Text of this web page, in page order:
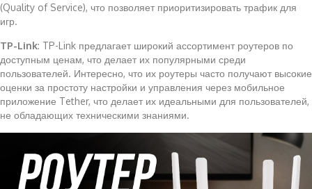
(Quality of Service), что позволяет приоритизировать трафик для
игр.
TP-Link: TP-Link предлагает широкий ассортимент роутеров по
доступным ценам, что делает их популярными среди
пользователей. Интересно, что их роутеры часто получают высокие
оценки за простоту настройки и управления через мобильное
приложение Tether, что делает их идеальными для пользователей,
не обладающих техническими знаниями.